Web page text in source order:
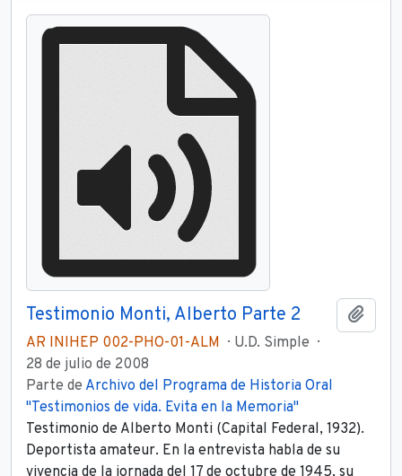
Testimonio Monti, Alberto Parte 2
AR INIHEP 002-PHO-01-ALM
U.D. Simple
28 de julio de 2008
Parte de Archivo del Programa de Historia Oral
"Testimonios de vida. Evita en la Memoria"
Testimonio de Alberto Monti (Capital Federal, 1932).
Deportista amateur. En la entrevista habla de su
vivencia de la jornada del 17 de octubre de 1945, su